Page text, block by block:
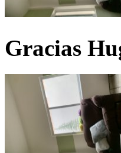
Gracias